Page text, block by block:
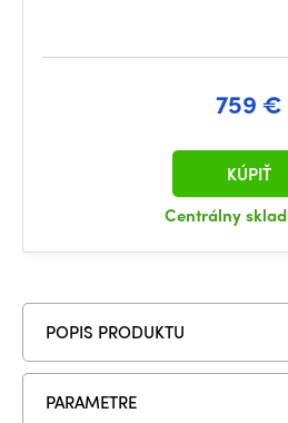
759 €
Centrálny sklad
KÚPIŤ
POPIS PRODUKTU
PARAMETRE